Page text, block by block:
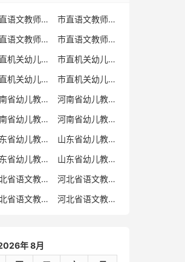
市直语文教师招聘考试真题
市直语文教师招聘考试真题卷
市直语文教师编制考试真题卷
市直语文教师考试
市直机关幼儿教师考试
市直机关幼儿教师招聘考试真题
市直机关幼儿教师编制考试真题卷
市直机关幼儿教师编制考试真题
河南省幼儿教师考试
河南省幼儿教师招聘考试真题
河南省幼儿教师编制考试真题
河南省幼儿教师编制考试真题卷
山东省幼儿教师考试
山东省幼儿教师招聘考试真题
山东省幼儿教师编制考试真题
山东省幼儿教师编制考试真题卷
河北省语文教师招聘考试真题
河北省语文教师招聘考试真题卷
河北省语文教师编制考试真题卷 河北省语文教师考试
年 8月